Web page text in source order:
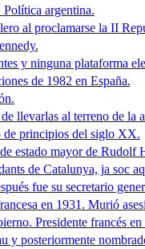
Política argentina.
al proclamarse la II
y ninguna plataforma
de 1982 en España.
llevarlas al terreno de la
de principios del siglo XX.
estado mayor de Rudolf
de Catalunya, ja soc
fue su secretario
en 1931. Murió
Presidente francés
y posteriormente